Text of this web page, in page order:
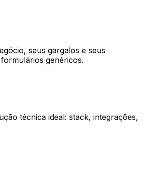
seus gargalos e seus
genéricos.
técnica ideal: stack, integrações,